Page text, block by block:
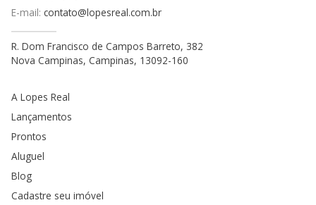
E-mail: contato@lopesreal.com.br
R. Dom Francisco de Campos Barreto, 382
Nova Campinas, Campinas, 13092-160
A Lopes Real
Lançamentos
Prontos
Aluguel
Blog
Cadastre seu imóvel